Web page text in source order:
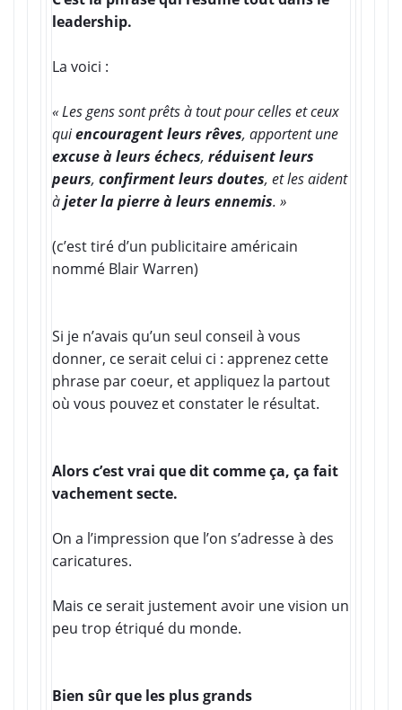
leadership.
La voici :
« Les gens sont prêts à tout pour celles et ceux
quiencouragent leurs rêves, apportent une
excuse à leurs échecs, réduisent leurs
peurs, confirment leurs doutes, et les aident
àjeter la pierre à leurs ennemis. »
(c’est tiré d’un publicitaire américain
nommé Blair Warren)
Si je n’avais qu’un seul conseil à vous
donner, ce serait celui ci : apprenez cette
phrase par coeur, et appliquez la partout
où vous pouvez et constater le résultat.
Alors c’est vrai que dit comme ça, ça fait
vachement secte.
On a l’impression que l’on s’adresse à des
caricatures.
Mais ce serait justement avoir une vision un
peu trop étriqué du monde.
Bien sûr que les plus grands